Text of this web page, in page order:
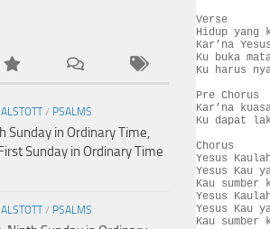
Verse
Hidup yang
Kar’na
Ku buka
Ku harus
Pre Chorus
Kar’na
Ku dapat
Chorus
Yesus
Yesus Kau
Kau sumber
Yesus
Yesus Kau
Kau sumber
/ PSALMS
Sunday in Ordinary Time,
Sunday in Ordinary Time
/ PSALMS